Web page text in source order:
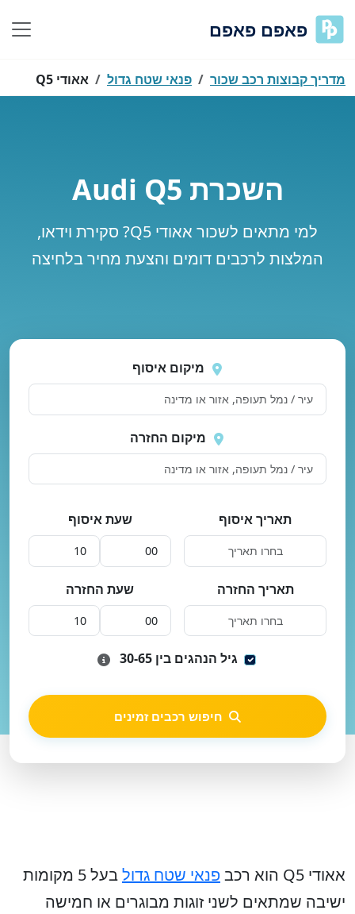
פאפם פאפם
מדריך קבוצות רכב שכור פנאי שטח גדול אאודי Q5
השכרת Audi Q5
למי מתאים לשכור אאודי Q5? סקירת וידאו,
המלצות לרכבים דומים והצעת מחיר בלחיצה
שוב
מיקום איסוף
מיקום החזרה
תאריך איסוף שעת איסוף
תאריך החזרה שעת החזרה
גיל הנהגים בין 30-65
חיפוש רכבים זמינים
אאודי Q5 הוא רכב פנאי שטח גדול
בעל 5 מקומות
ישיבה שמתאים לשני זוגות מבוגרים או חמישה